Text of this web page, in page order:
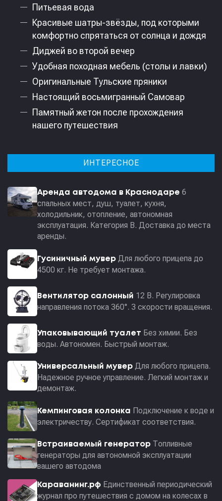
Питьевая вода
Красивые шатры-звёзды, под которыми
комфортно спрятаться от солнца и дождя
Диджей во второй вечер
Удобная походная мебель (столы и лавки)
Оригинальные Тульские пряники
Настоящий восьмигранный Самовар
Памятный жетон после прохождения
нашего путешествия
ИНТЕРЕСНОЕ
Аренда автодома в Краснодаре 6
спальных мест, душ, туалет, кухня,
холодильник, отопление, автономная
эксплуатация. Категория В. Доставка до места
аренды.
Гусиничный мувер Для любого прицепа до
4500 кг. Не требует монтажа.
Вентилятор салонный 12 В. Регулировка
направления потока 360°. 3 скорости вращения.
Упаковывающий туалет Без химии. Без
воды. Автономен. Быстрый монтаж.
Универсальный мувер Для любого прицепа.
Надежное ручное управление. Легкий монтаж и
демонтаж.
Кемпинговая колонка Подключение к воде и
электричеству. Сертификат соответствия.
Встраиваемый генератор Топливные
генераторы для автономной эксплуатации
вашего автодома
Караванинг.рф Единственный периодический
журнал про путешествия с домом на колесах в